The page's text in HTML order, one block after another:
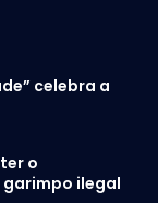
celebra a
o
ilegal